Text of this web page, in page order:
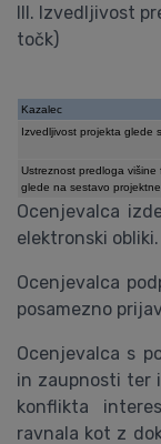
III. Izvedljivost
točk)
Kazalec
Izvedljivost projekta glede
Ustreznost predloga
glede na sestavo
Ocenjevalca
elektronski obliki.
Ocenjevalca
posamezno
Ocenjevalca s
in zaupnosti ter
konflikta
ravnala kot z